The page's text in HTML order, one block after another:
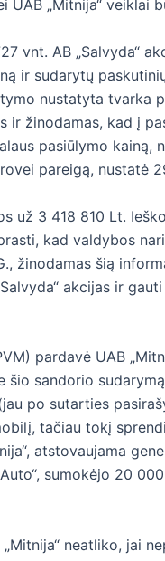
UAB „Mitnija“ veiklai
vnt. AB „Salvyda“
ir sudarytų paskutinių
nustatyta tvarka
ir žinodamas, kad į
pasiūlymo kainą,
pareigą, nustatė
už 3 418 810 Lt.
kad valdybos
žinodamas šią
akcijas ir
pardavė UAB
šio sandorio
po sutarties
tačiau tokį
atstovaujama
sumokėjo 20
neatliko, jai